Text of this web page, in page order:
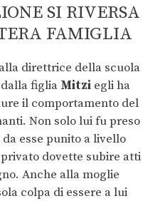
SI RIVERSA
FAMIGLIA
direttrice della scuola
figlia Mitzi egli ha
il comportamento del
Non solo lui fu preso
esse punito a livello
dovette subire atti
Anche alla moglie
colpa di essere a lui